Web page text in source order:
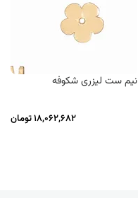
نیم ست لیزری شکوفه
18,062,682 تومان